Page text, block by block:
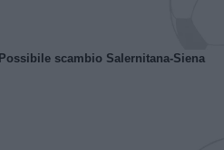
Possibile scambio Salernitana-Siena